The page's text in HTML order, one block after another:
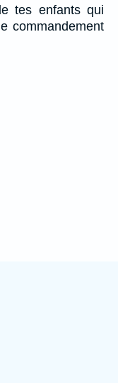
tes enfants qui
commandement